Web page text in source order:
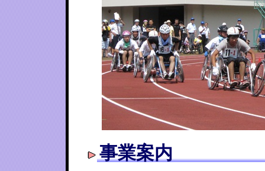
事業案内